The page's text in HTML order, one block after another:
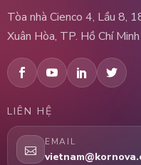
Tòa nhà Cienco 4, Lầu 8,
Xuân Hòa, TP. Hồ Chí Minh
LIÊN HỆ
EMAIL